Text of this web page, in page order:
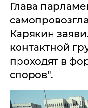
Глава
Карякин
контактной
проходят в
споров".